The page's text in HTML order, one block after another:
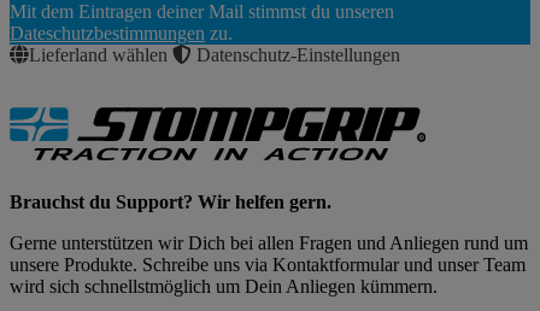
Abonnieren
Mit dem Eintragen deiner Mail stimmst du unseren
Dateschutzbestimmungen zu.
Lieferland wählen
Datenschutz-Einstellungen
Brauchst du Support? Wir helfen gern.
Gerne unterstützen wir Dich bei allen Fragen und Anliegen rund um
unsere Produkte. Schreibe uns via Kontaktformular und unser Team
wird sich schnellstmöglich um Dein Anliegen kümmern.